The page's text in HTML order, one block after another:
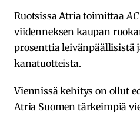
Ruotsissa Atria toimittaa
viidenneksen kaupan
prosenttia leivänpäällisistä
kanatuotteista.
Viennissä kehitys on ollut
Atria Suomen tärkeimpiä